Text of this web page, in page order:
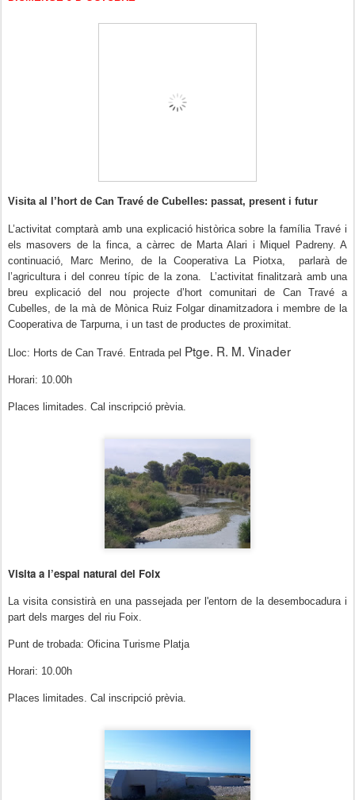
Visita al l’hort de Can Travé de Cubelles: passat, present i futur
L’activitat comptarà amb una explicació històrica sobre la família Travé i
els masovers de la finca, a càrrec de Marta Alari i Miquel Padreny. A
continuació, Marc Merino, de la Cooperativa La Piotxa,
parlarà de
l’agricultura i del conreu típic de la zona.
L’activitat finalitzarà amb una
breu explicació del nou projecte d’hort comunitari de Can Travé a
Cubelles, de la mà de Mònica Ruiz Folgar dinamitzadora i membre de la
Cooperativa de Tarpurna, i un tast de productes de proximitat.
Lloc: Horts de Can Travé. Entrada pel Ptge. R. M. Vinader
Horari: 10.00h
Places limitades. Cal inscripció prèvia.
Visita a l’espai natural del Foix
La visita consistirà en una passejada per l'entorn de la desembocadura i
part dels marges del riu Foix.
Punt de trobada: Oficina Turisme Platja
Horari: 10.00h
Places limitades. Cal inscripció prèvia.